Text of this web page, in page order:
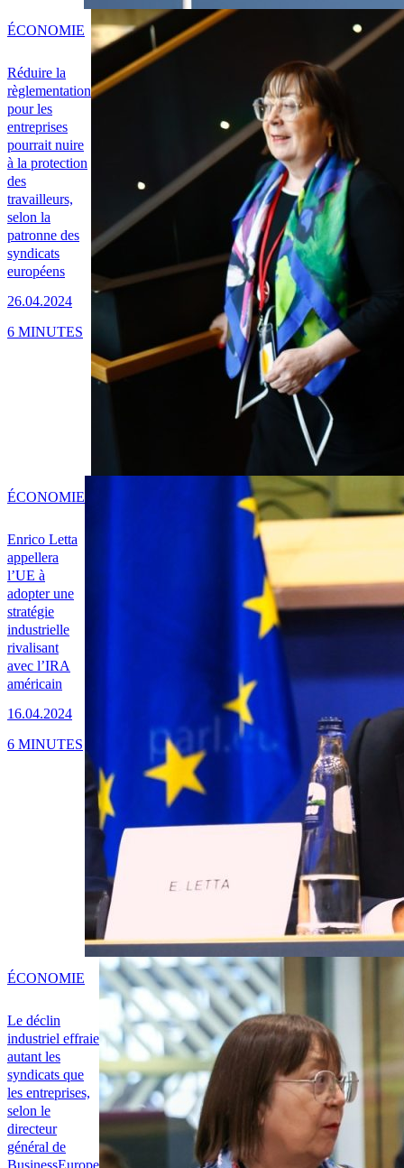
Réduire la
règlementation
pour les
entreprises
pourrait nuire
à la protection
des
travailleurs,
selon la
patronne des
syndicats
européens
26.04.2024
ÉCONOMIE
6 MINUTES
Enrico Letta
appellera
l’UE à
adopter une
stratégie
industrielle
rivalisant
avec l’IRA
américain
16.04.2024
ÉCONOMIE
6 MINUTES
Le déclin
industriel effraie
autant les
syndicats que
les entreprises,
selon le
directeur
général de
ÉCONOMIE